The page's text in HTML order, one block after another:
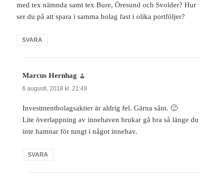
med tex nämnda samt tex Bure, Öresund och Svolder? Hur
ser du på att spara i samma bolag fast i olika portföljer?
SVARA
Marcus Hernhag
6 augusti, 2018 kl. 21:49
Investmentbolagsaktier är aldrig fel. Gärna sånt. 🙂
Lite överlappning av innehaven brukar gå bra så länge du
inte hamnar för tungt i något innehav.
SVARA